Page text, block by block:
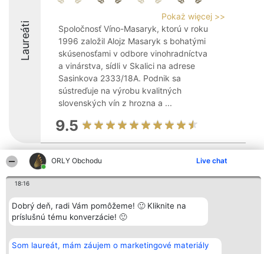
ORLY Obchodu Live chat
18:16
Dobrý deň, radi Vám pomôžeme! 🙂 Kliknite na
príslušnú tému konverzácie! 🙂
Som laureát, mám záujem o marketingové materiály
Laureáti
Pokaż więcej >>
Spoločnosť Víno-Masaryk, ktorú v roku
1996 založil Alojz Masaryk s bohatými
skúsenosťami v odbore vinohradníctva
a vinárstva, sídli v Skalici na adrese
Sasinkova 2333/18A. Podnik sa
sústreďuje na výrobu kvalitných
slovenských vín z hrozna a ...
9.5
Organizátor hodnotenia
Bright Side Solutions sp. z o.
o. sp. k.
Wrocław 50-079
KRS 0000749100 | Regon
381313360 | NIP 8943132676
+48 508 492 400
Laureáti
Laureatów
Podmienky
Obchodné
podmienky
Zásady
ochrany
Kontakt